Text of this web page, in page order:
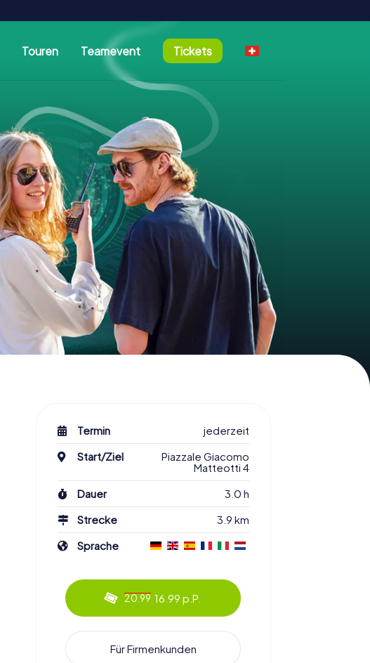
Touren Teamevent Tickets
Termin
jederzeit
Start/Ziel
Piazzale Giacomo
Matteotti 4
Dauer
3.0 h
Strecke
3.9 km
Sprache
20.99 16.99 p.P.
Für Firmenkunden